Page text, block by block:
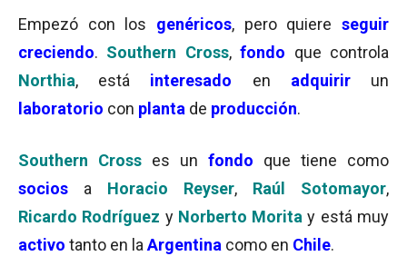
Empezó con los genéricos, pero quiere seguir
creciendo. Southern Cross,fondo que controla
Northia, está interesado en adquirir
un
laboratorio con planta de producción.
Southern Cross es un fondo
que tiene como
socios
a Horacio Reyser, Raúl Sotomayor,
Ricardo Rodríguez y Norberto Morita y está muy
activo tanto en la Argentina como en Chile.